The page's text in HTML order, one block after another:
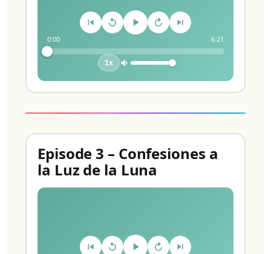
0:00 6:21
1x
Episode 3 – Confesiones a
la Luz de la Luna